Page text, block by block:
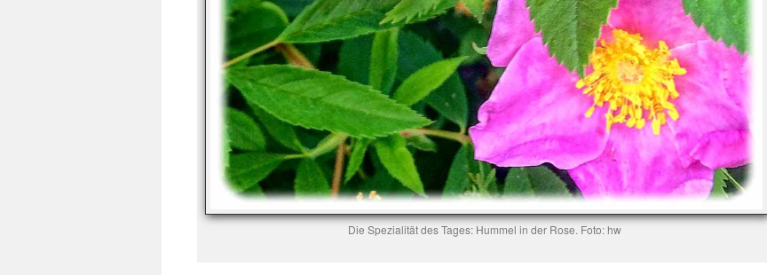
Die Spezialität des Tages: Hummel in der Rose. Foto: hw